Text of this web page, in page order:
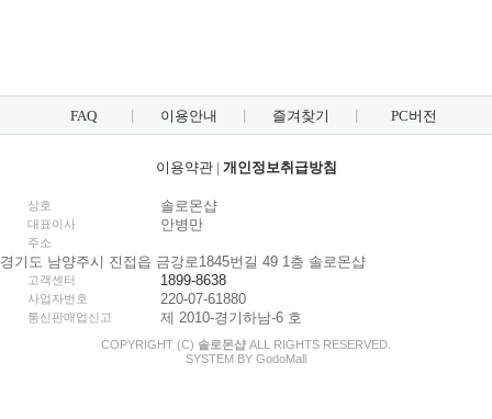
FAQ 이용안내 즐겨찾기 PC버전
이용약관| 개인정보취급방침
상호 솔로몬샵
대표이사 안병만
주소
경기도 남양주시 진접읍 금강로1845번길 49 1층 솔로몬샵
고객센터 1899-8638
사업자번호 220-07-61880
통신판매업신고 제 2010-경기하남-6 호
COPYRIGHT (C) 솔로몬샵 ALL RIGHTS RESERVED.
SYSTEM BY GodoMall